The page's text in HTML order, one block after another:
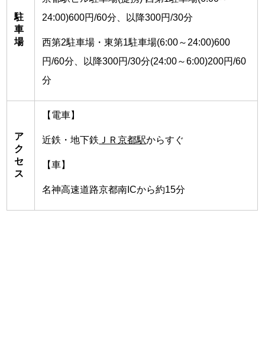
駐
車
場
24:00)600円/60分、以降300円/30分
西第2駐車場・東第1駐車場(6:00～24:00)600
円/60分、以降300円/30分(24:00～6:00)200円/60
分
ア
ク
セ
ス
【電車】
近鉄・地下鉄 ＪＲ京都駅からすぐ
【車】
名神高速道路京都南ICから約15分